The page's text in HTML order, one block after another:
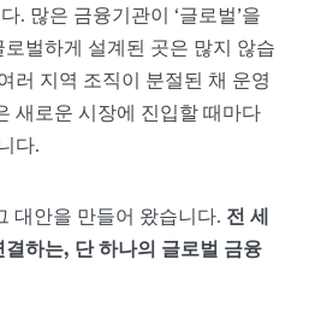
. 많은 금융기관이 ‘글로벌’을
벌하게 설계된 곳은 많지 않습
러 지역 조직이 분절된 채 운영
새로운 시장에 진입할 때마다
다.
대안을 만들어 왔습니다. 전 세
하는, 단 하나의 글로벌 금융